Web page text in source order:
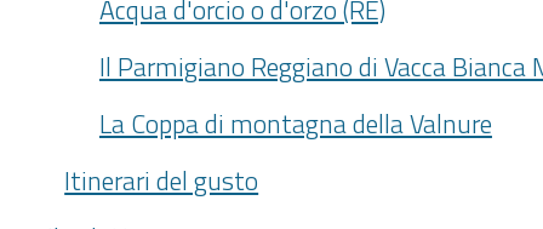
Acqua d'orcio o d'orzo (RE)
Il Parmigiano Reggiano di Vacca Bianca
La Coppa di montagna della Valnure
Itinerari del gusto